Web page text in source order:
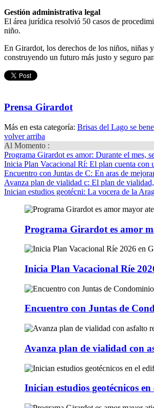
Gestión administrativa legal
El área jurídica resolvió 50 casos de
niño.
En Girardot, los derechos de los niños, niñas
construyendo un futuro más justo y seguro
Prensa Girardot
Más en esta categoría: Brisas del Lago se
volver arriba
Al Momento :
Programa Girardot es amor: Durante el mes,
Inicia Plan Vacacional Rí: El plan cuenta con
Encuentro con Juntas de C: En aras de
Avanza plan de vialidad c: El plan de
Inician estudios geotécni: La vocera de la
Programa Girardot es amor
Inicia Plan Vacacional Ríe
Encuentro con Juntas de
Avanza plan de vialidad con
Inician estudios geotécnicos